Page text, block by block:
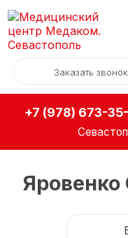
Заказать звонок
+7 (978) 673-
Яровенко